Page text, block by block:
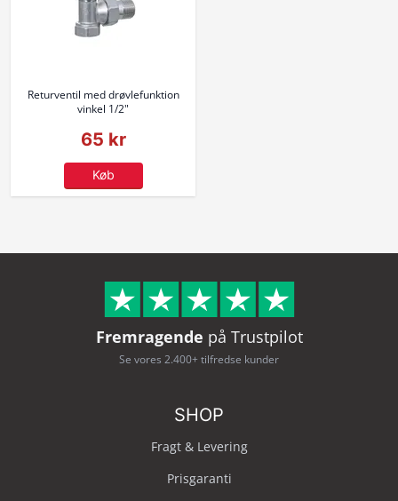
Returventil med drøvlefunktion
vinkel 1/2"
65 kr
Køb
Fremragende på Trustpilot
Se vores 2.400+ tilfredse kunder
SHOP
Fragt & Levering
Prisgaranti